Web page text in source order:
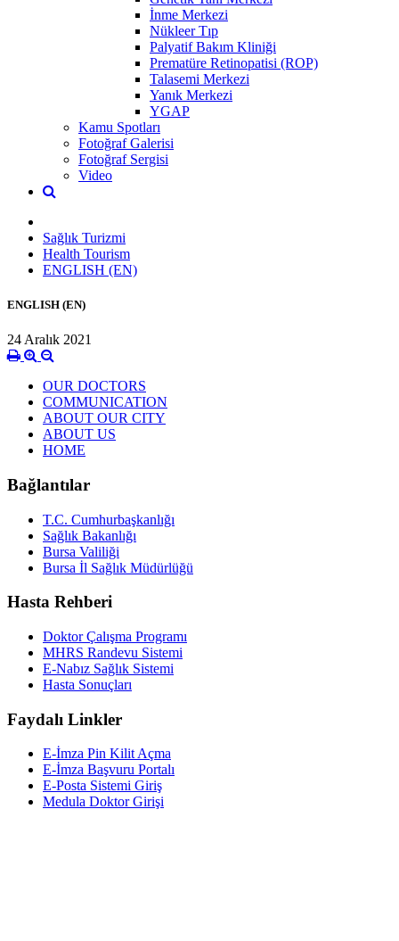
İnme Merkezi
Nükleer Tıp
Palyatif Bakım Kliniği
Prematüre Retinopatisi (ROP)
Talasemi Merkezi
Yanık Merkezi
YGAP
Kamu Spotları
Fotoğraf Galerisi
Fotoğraf Sergisi
Video
Sağlık Turizmi
Health Tourism
ENGLISH (EN)
ENGLISH (EN)
24 Aralık 2021
OUR DOCTORS
COMMUNICATION
ABOUT OUR CITY
ABOUT US
HOME
Bağlantılar
T.C. Cumhurbaşkanlığı
Sağlık Bakanlığı
Bursa Valiliği
Bursa İl Sağlık Müdürlüğü
Hasta Rehberi
Doktor Çalışma Programı
MHRS Randevu Sistemi
E-Nabız Sağlık Sistemi
Hasta Sonuçları
Faydalı Linkler
E-İmza Pin Kilit Açma
E-İmza Başvuru Portalı
E-Posta Sistemi Giriş
Medula Doktor Girişi